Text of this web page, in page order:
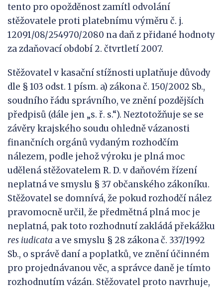
tento pro opožděnost zamítl odvolání
stěžovatele proti platebnímu výměru č. j.
12091/08/254970/2080 na daň z přidané hodnoty
za zdaňovací období 2. čtvrtletí 2007.
Stěžovatel v kasační stížnosti uplatňuje důvody
dle § 103 odst. 1 písm. a) zákona č. 150/2002 Sb.,
soudního řádu správního, ve znění pozdějších
předpisů (dále jen „s. ř. s.“). Neztotožňuje se se
závěry krajského soudu ohledně vázanosti
finančních orgánů vydaným rozhodčím
nálezem, podle jehož výroku je plná moc
udělená stěžovatelem R. D. v daňovém řízení
neplatná ve smyslu § 37 občanského zákoníku.
Stěžovatel se domnívá, že pokud rozhodčí nález
pravomocně určil, že předmětná plná moc je
neplatná, pak toto rozhodnutí zakládá překážku
res iudicata a ve smyslu § 28 zákona č. 337/1992
Sb., o správě daní a poplatků, ve znění účinném
pro projednávanou věc, a správce daně je tímto
rozhodnutím vázán. Stěžovatel proto navrhuje,